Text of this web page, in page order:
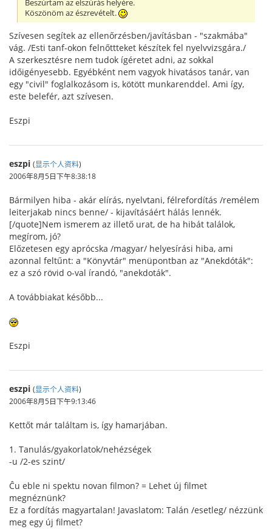
Beszúrtam az elszúrás helyére.
Köszönöm az észrevételt.
Szívesen segítek az ellenőrzésben/javításban - "szakmába"
vág. /Esti tanf-okon felnőttteket készítek fel nyelvvizsgára./
A szerkesztésre nem tudok ígéretet adni, az sokkal
időigényesebb. Egyébként nem vagyok hivatásos tanár, van
egy "civil" foglalkozásom is, kötött munkarenddel. Ami így,
este belefér, azt szívesen.
Eszpi
eszpi (显示个人资料)
2006年8月5日下午8:38:18
Bármilyen hiba - akár elírás, nyelvtani, félrefordítás /remélem
leiterjakab nincs benne/ - kijavításáért hálás lennék.
[/quote]Nem ismerem az illető urat, de ha hibát találok,
megírom, jó?
Előzetesen egy aprócska /magyar/ helyesírási hiba, ami
azonnal feltűnt: a "Könyvtár" menüpontban az "Anekdóták":
ez a szó rövid o-val írandó, "anekdoták".
A továbbiakat később...
Eszpi
eszpi (显示个人资料)
2006年8月5日下午9:13:46
Kettőt már találtam is, így hamarjában.
1. Tanulás/gyakorlatok/nehézségek
-u /2-es szint/
Ĉu eble ni spektu novan filmon? = Lehet új filmet
megnéznünk?
Ez a fordítás magyartalan! Javaslatom: Talán /esetleg/ nézzünk
meg egy új filmet?